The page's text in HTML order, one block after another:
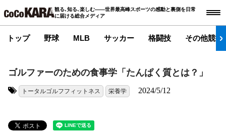
観る､知る､楽しむ――世界最高峰スポーツの感動と裏側を日常
に届ける総合メディア
トップ 野球 MLB サッカー 格闘技 その他競技
ゴルファーのための食事学「たんぱく質とは？」
トータルゴルフフィットネス 栄養学 2024/5/12